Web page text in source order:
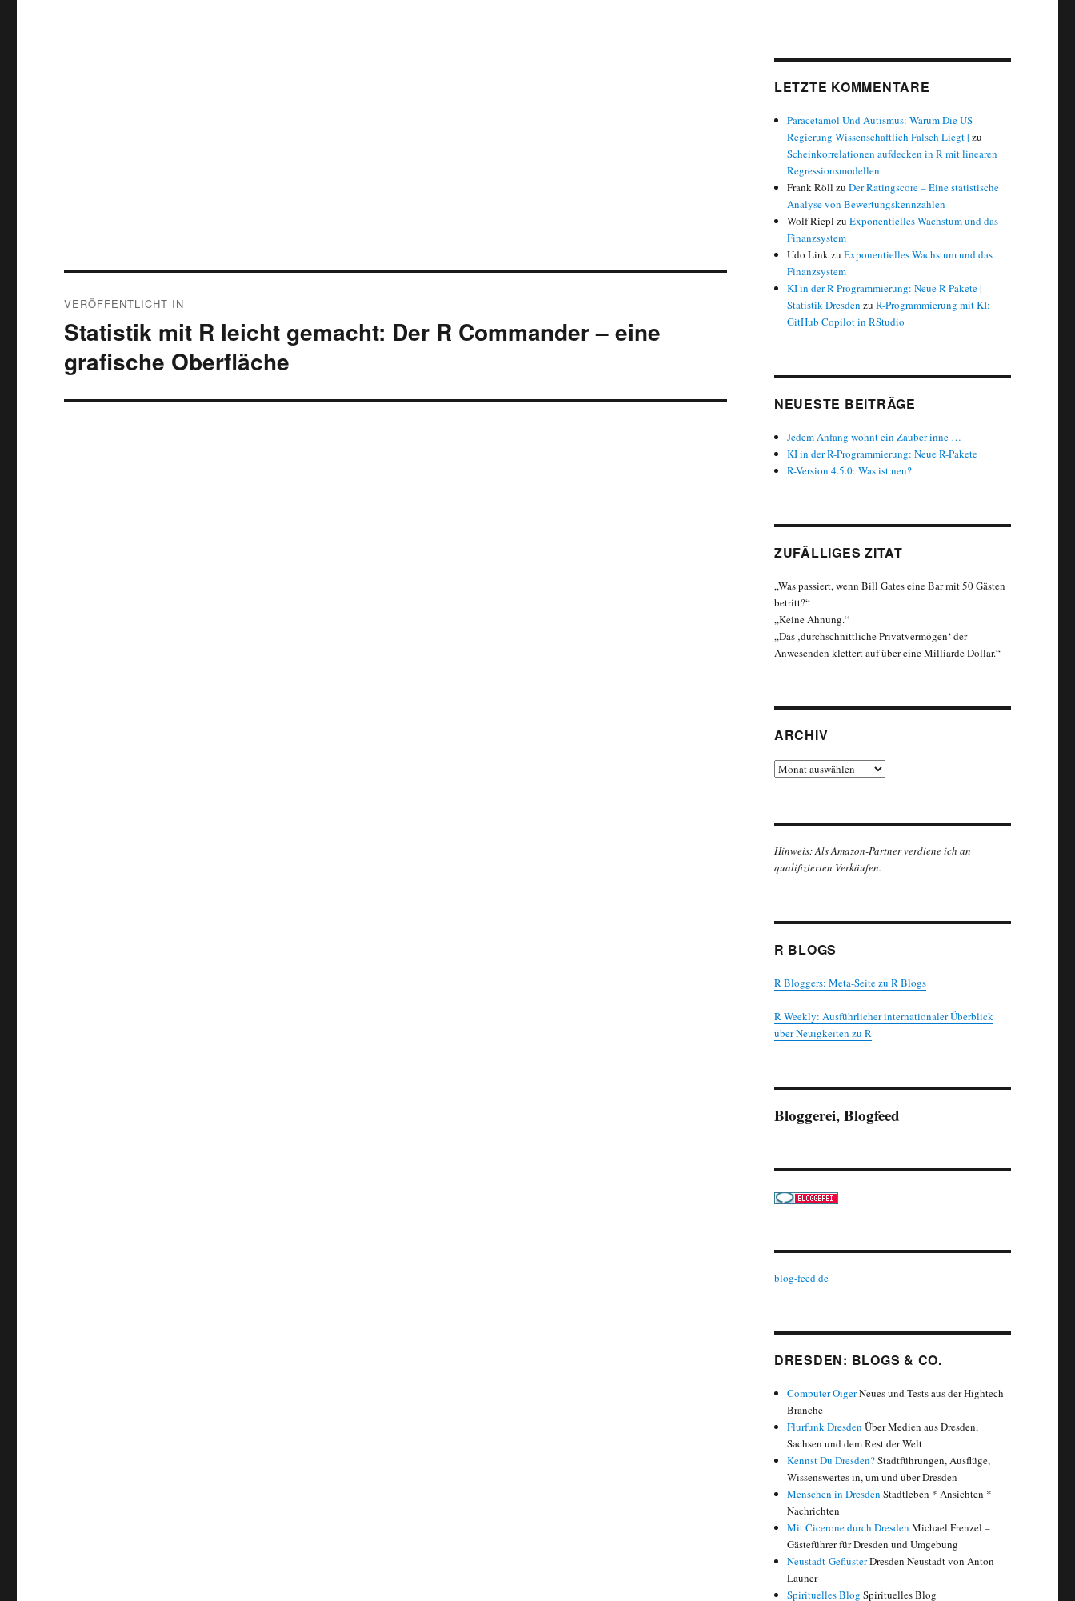
VERÖFFENTLICHT IN
Statistik mit R leicht gemacht: Der R Commander – eine
grafische Oberfläche
LETZTE KOMMENTARE
Paracetamol Und Autismus: Warum Die US-
Regierung Wissenschaftlich Falsch Liegt | zu
Scheinkorrelationen aufdecken in R mit linearen
Regressionsmodellen
Frank Röll zuDer Ratingscore – Eine statistische
Analyse von Bewertungskennzahlen
Wolf Riepl zuExponentielles Wachstum und das
Finanzsystem
Udo LinkzuExponentielles Wachstum und das
Finanzsystem
KI in der R-Programmierung: Neue R-Pakete |
Statistik Dresden zuR-Programmierung mit KI:
GitHub Copilot in RStudio
NEUESTE BEITRÄGE
Jedem Anfang wohnt ein Zauber inne …
KI in der R-Programmierung: Neue R-Pakete
R-Version 4.5.0: Was ist neu?
ZUFÄLLIGES ZITAT
„Was passiert, wenn Bill Gates eine Bar mit 50 Gästen
betritt?“
„Keine Ahnung.“
„Das ‚durchschnittliche Privatvermögen‘ der
Anwesenden klettert auf über eine Milliarde Dollar.“
ARCHIV
Archiv
Hinweis: Als Amazon-Partner verdiene ich an
qualifizierten Verkäufen.
R BLOGS
R Bloggers: Meta-Seite zu R Blogs
R Weekly: Ausführlicher internationaler Überblick
über Neuigkeiten zu R
Bloggerei, Blogfeed
blog-feed.de
DRESDEN: BLOGS & CO.
Computer-OigerNeues und Tests aus der Hightech-
Branche
Flurfunk Dresden Über Medien aus Dresden,
Sachsen und dem Rest der Welt
Kennst Du Dresden?Stadtführungen, Ausflüge,
Wissenswertes in, um und über Dresden
Menschen in Dresden Stadtleben * Ansichten *
Nachrichten
Mit Cicerone durch Dresden Michael Frenzel –
Gästeführer für Dresden und Umgebung
Neustadt-GeflüsterDresden Neustadt von Anton
Launer
Spirituelles Blog Spirituelles Blog